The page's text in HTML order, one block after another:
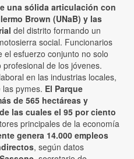
una sólida articulación con
Brown (UNaB) y las
del distrito formando un
social. Funcionarios
esfuerzo conjunto no solo
de los jóvenes.
en las industrias locales,
pymes. El Parque
de 565 hectáreas y
las cuales el 95 por ciento
principales de la economía
genera 14.000 empleos
, según datos